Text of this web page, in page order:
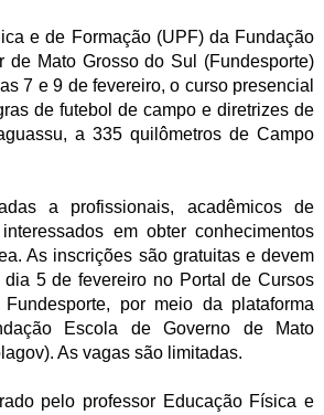
e de Formação (UPF) da Fundação
de Mato Grosso do Sul (Fundesporte)
7 e 9 de fevereiro, o curso presencial
de futebol de campo e diretrizes de
a 335 quilômetros de Campo
a profissionais, acadêmicos de
em obter conhecimentos
As inscrições são gratuitas e devem
5 de fevereiro no Portal de Cursos
por meio da plataforma
Escola de Governo de Mato
As vagas são limitadas.
pelo professor Educação Física e